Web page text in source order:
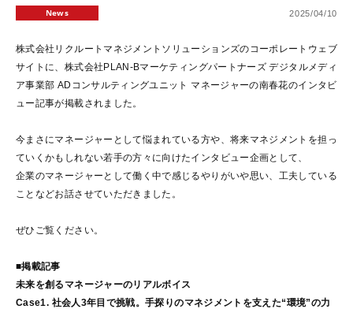
2025/04/10
News
株式会社リクルートマネジメントソリューションズのコーポレートウェブ
サイトに、株式会社PLAN-Bマーケティングパートナーズ デジタルメディ
ア事業部 ADコンサルティングユニット マネージャーの南春花のインタビ
ュー記事が掲載されました。
今まさにマネージャーとして悩まれている方や、将来マネジメントを担っ
ていくかもしれない若手の方々に向けたインタビュー企画として、
企業のマネージャーとして働く中で感じるやりがいや思い、工夫している
ことなどお話させていただきました。
ぜひご覧ください。
■掲載記事
未来を創るマネージャーのリアルボイス
Case1. 社会人3年目で挑戦。手探りのマネジメントを支えた“環境”の力